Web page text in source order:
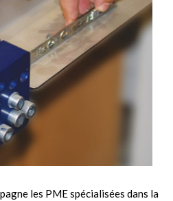
les PME spécialisées dans la